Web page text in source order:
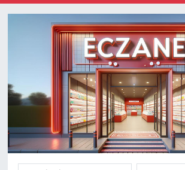
Son Dakika Haberleri
Haber Arşivi